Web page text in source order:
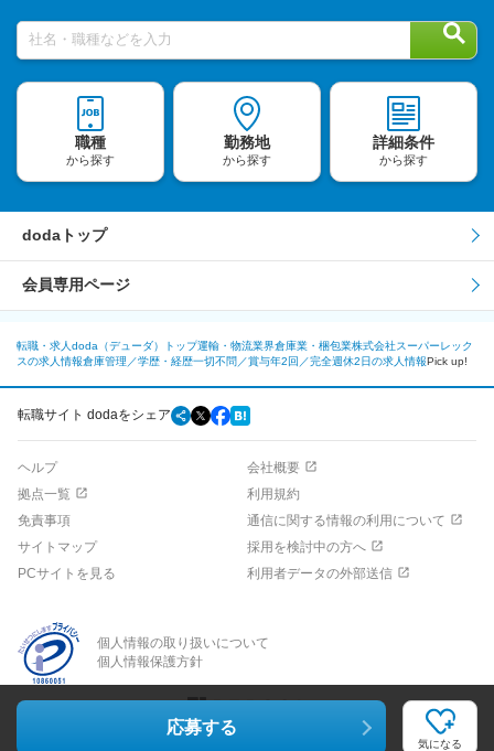
社名・職種などを入力
職種
から探す
勤務地
から探す
詳細条件
から探す
dodaトップ
会員専用ページ
転職・求人doda（デューダ）トップ運輸・物流業界倉庫業・梱包業株式会社スーパーレック
スの求人情報倉庫管理／学歴・経歴一切不問／賞与年2回／完全週休2日の求人情報Pick up!
応募する
気になる
転職サイト dodaをシェア
ヘルプ
会社概要
拠点一覧
利用規約
免責事項
通信に関する情報の利用について
サイトマップ
採用を検討中の方へ
PCサイトを見る
利用者データの外部送信
個人情報の取り扱いについて
個人情報保護方針
©PERSOL CAREER CO., LTD.